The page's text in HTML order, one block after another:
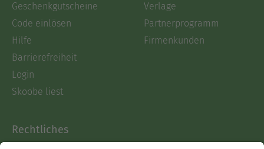
Geschenkgutscheine
Code einlösen
Hilfe
Barrierefreiheit
Login
Skoobe liest
Verlage
Partnerprogramm
Firmenkunden
Rechtliches